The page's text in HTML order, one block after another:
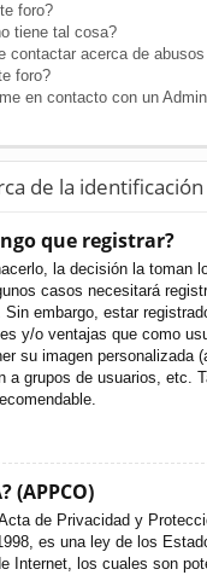
foro?
tiene tal cosa?
contactar acerca de
foro?
en contacto con un
de la
que registrar?
la decisión la toman
casos necesitará
embargo, estar
y/o ventajas que como
su imagen personalizada
a grupos de usuarios, etc.
(APPCO)
de Privacidad y
es una ley de los
Internet, los cuales son